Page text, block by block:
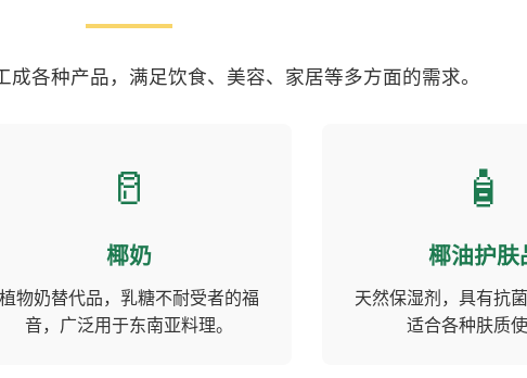
各种产品，满足饮食、美容、家居等多方面的需求。
🥛
椰奶
植物奶替代品，乳糖不耐受者的福
音，广泛用于东南亚料理。
🧴
椰油护肤
天然保湿剂，具有抗
适合各种肤质使